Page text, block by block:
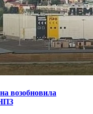
возобновила